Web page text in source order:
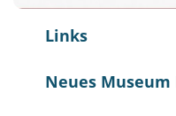
Links
Neues